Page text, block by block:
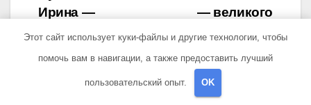
записям
— великого
новую эпоху в
русской музыке
Ирина —
восхитительное
успехи и
Этот сайт использует куки-файлы и другие технологии, чтобы
помочь вам в навигации, а также предоставить лучший
пользовательский опыт. OK